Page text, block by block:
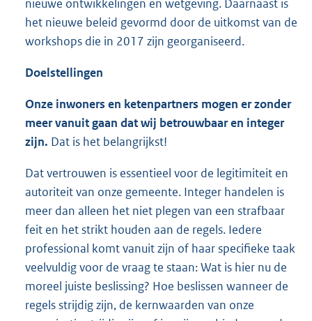
nieuwe ontwikkelingen en wetgeving. Daarnaast is
het nieuwe beleid gevormd door de uitkomst van de
workshops die in 2017 zijn georganiseerd.
Doelstellingen
Onze inwoners en ketenpartners mogen er zonder
meer vanuit gaan dat wij betrouwbaar en integer
zijn. Dat is het belangrijkst!
Dat vertrouwen is essentieel voor de legitimiteit en
autoriteit van onze gemeente. Integer handelen is
meer dan alleen het niet plegen van een strafbaar
feit en het strikt houden aan de regels. Iedere
professional komt vanuit zijn of haar specifieke taak
veelvuldig voor de vraag te staan: Wat is hier nu de
moreel juiste beslissing? Hoe beslissen wanneer de
regels strijdig zijn, de kernwaarden van onze